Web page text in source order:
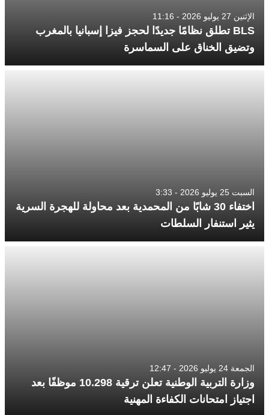
الإثنين 27 يوليو 2026 - 11:16
BLS تطلق نظامًا جديدًا لحجز فيزا إسبانيا بالمغرب
وتضيق الخناق على السماسرة
السبت 25 يوليو 2026 - 3:33
اختفاء 30 شابًا من المحمدية بعد محاولة للهجرة السرية
يثير استنفار السلطات
الجمعة 24 يوليو 2026 - 12:47
وزارة التربية الوطنية تعلن ترقية 10.298 موظفًا بعد
اجتياز امتحانات الكفاءة المهنية